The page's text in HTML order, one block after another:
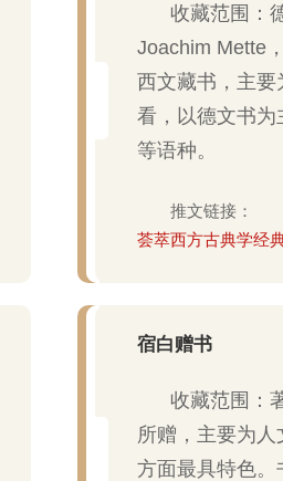
收藏范围：
Joachim Mette
西文藏书，主
看，以德文书为
等语种。
推文链接：
荟萃西方古典学经
宿白赠书
收藏范围：
所赠，主要为
方面最具特色。